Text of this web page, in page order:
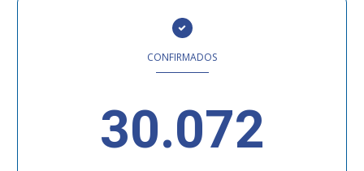
CONFIRMADOS
30.072